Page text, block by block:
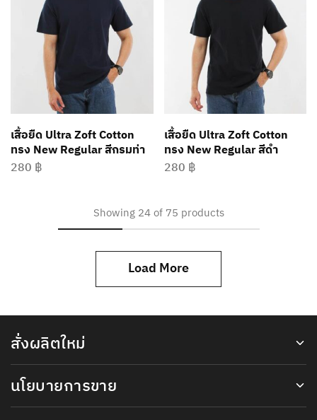
เสื้อยืด Ultra Zoft Cotton
ทรง New Regular สีกรมท่า
280 ฿
เสื้อยืด Ultra Zoft Cotton
ทรง New Regular สีดำ
280 ฿
Showing24of 75 products
Load More
สั่งผลิตใหม่
นโยบายการขาย